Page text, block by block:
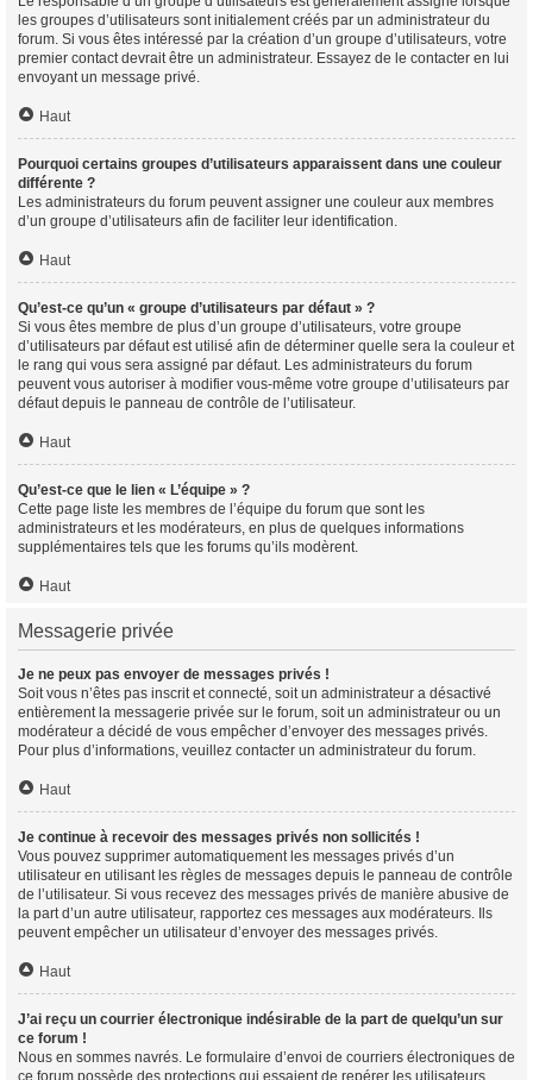
les groupes d’utilisateurs sont initialement créés par un administrateur du
forum. Si vous êtes intéressé par la création d’un groupe d’utilisateurs, votre
premier contact devrait être un administrateur. Essayez de le contacter en lui
envoyant un message privé.
Haut
Pourquoi certains groupes d’utilisateurs apparaissent dans une couleur
différente ?
Les administrateurs du forum peuvent assigner une couleur aux membres
d’un groupe d’utilisateurs afin de faciliter leur identification.
Haut
Qu’est-ce qu’un « groupe d’utilisateurs par défaut » ?
Si vous êtes membre de plus d’un groupe d’utilisateurs, votre groupe
d’utilisateurs par défaut est utilisé afin de déterminer quelle sera la couleur et
le rang qui vous sera assigné par défaut. Les administrateurs du forum
peuvent vous autoriser à modifier vous-même votre groupe d’utilisateurs par
défaut depuis le panneau de contrôle de l’utilisateur.
Haut
Qu’est-ce que le lien « L’équipe » ?
Cette page liste les membres de l’équipe du forum que sont les
administrateurs et les modérateurs, en plus de quelques informations
supplémentaires tels que les forums qu’ils modèrent.
Haut
Messagerie privée
Je ne peux pas envoyer de messages privés !
Soit vous n’êtes pas inscrit et connecté, soit un administrateur a désactivé
entièrement la messagerie privée sur le forum, soit un administrateur ou un
modérateur a décidé de vous empêcher d’envoyer des messages privés.
Pour plus d’informations, veuillez contacter un administrateur du forum.
Haut
Je continue à recevoir des messages privés non sollicités !
Vous pouvez supprimer automatiquement les messages privés d’un
utilisateur en utilisant les règles de messages depuis le panneau de contrôle
de l’utilisateur. Si vous recevez des messages privés de manière abusive de
la part d’un autre utilisateur, rapportez ces messages aux modérateurs. Ils
peuvent empêcher un utilisateur d’envoyer des messages privés.
Haut
J’ai reçu un courrier électronique indésirable de la part de quelqu’un sur
ce forum !
Nous en sommes navrés. Le formulaire d’envoi de courriers électroniques de
ce forum possède des protections qui essaient de repérer les utilisateurs